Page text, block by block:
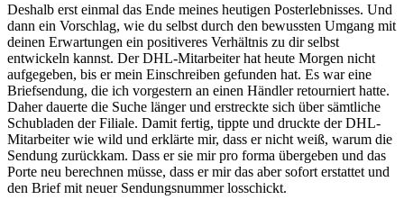
Deshalb erst einmal das Ende meines heutigen Posterlebnisses. Und
dann ein Vorschlag, wie du selbst durch den bewussten Umgang mit
deinen Erwartungen ein positiveres Verhältnis zu dir selbst
entwickeln kannst. Der DHL-Mitarbeiter hat heute Morgen nicht
aufgegeben, bis er mein Einschreiben gefunden hat. Es war eine
Briefsendung, die ich vorgestern an einen Händler retourniert hatte.
Daher dauerte die Suche länger und erstreckte sich über sämtliche
Schubladen der Filiale. Damit fertig, tippte und druckte der DHL-
Mitarbeiter wie wild und erklärte mir, dass er nicht weiß, warum die
Sendung zurückkam. Dass er sie mir pro forma übergeben und das
Porte neu berechnen müsse, dass er mir das aber sofort erstattet und
den Brief mit neuer Sendungsnummer losschickt.